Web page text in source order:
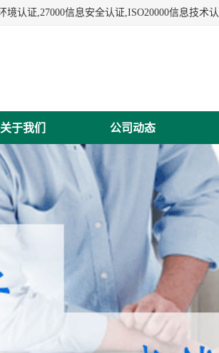
关于我们 公司动态